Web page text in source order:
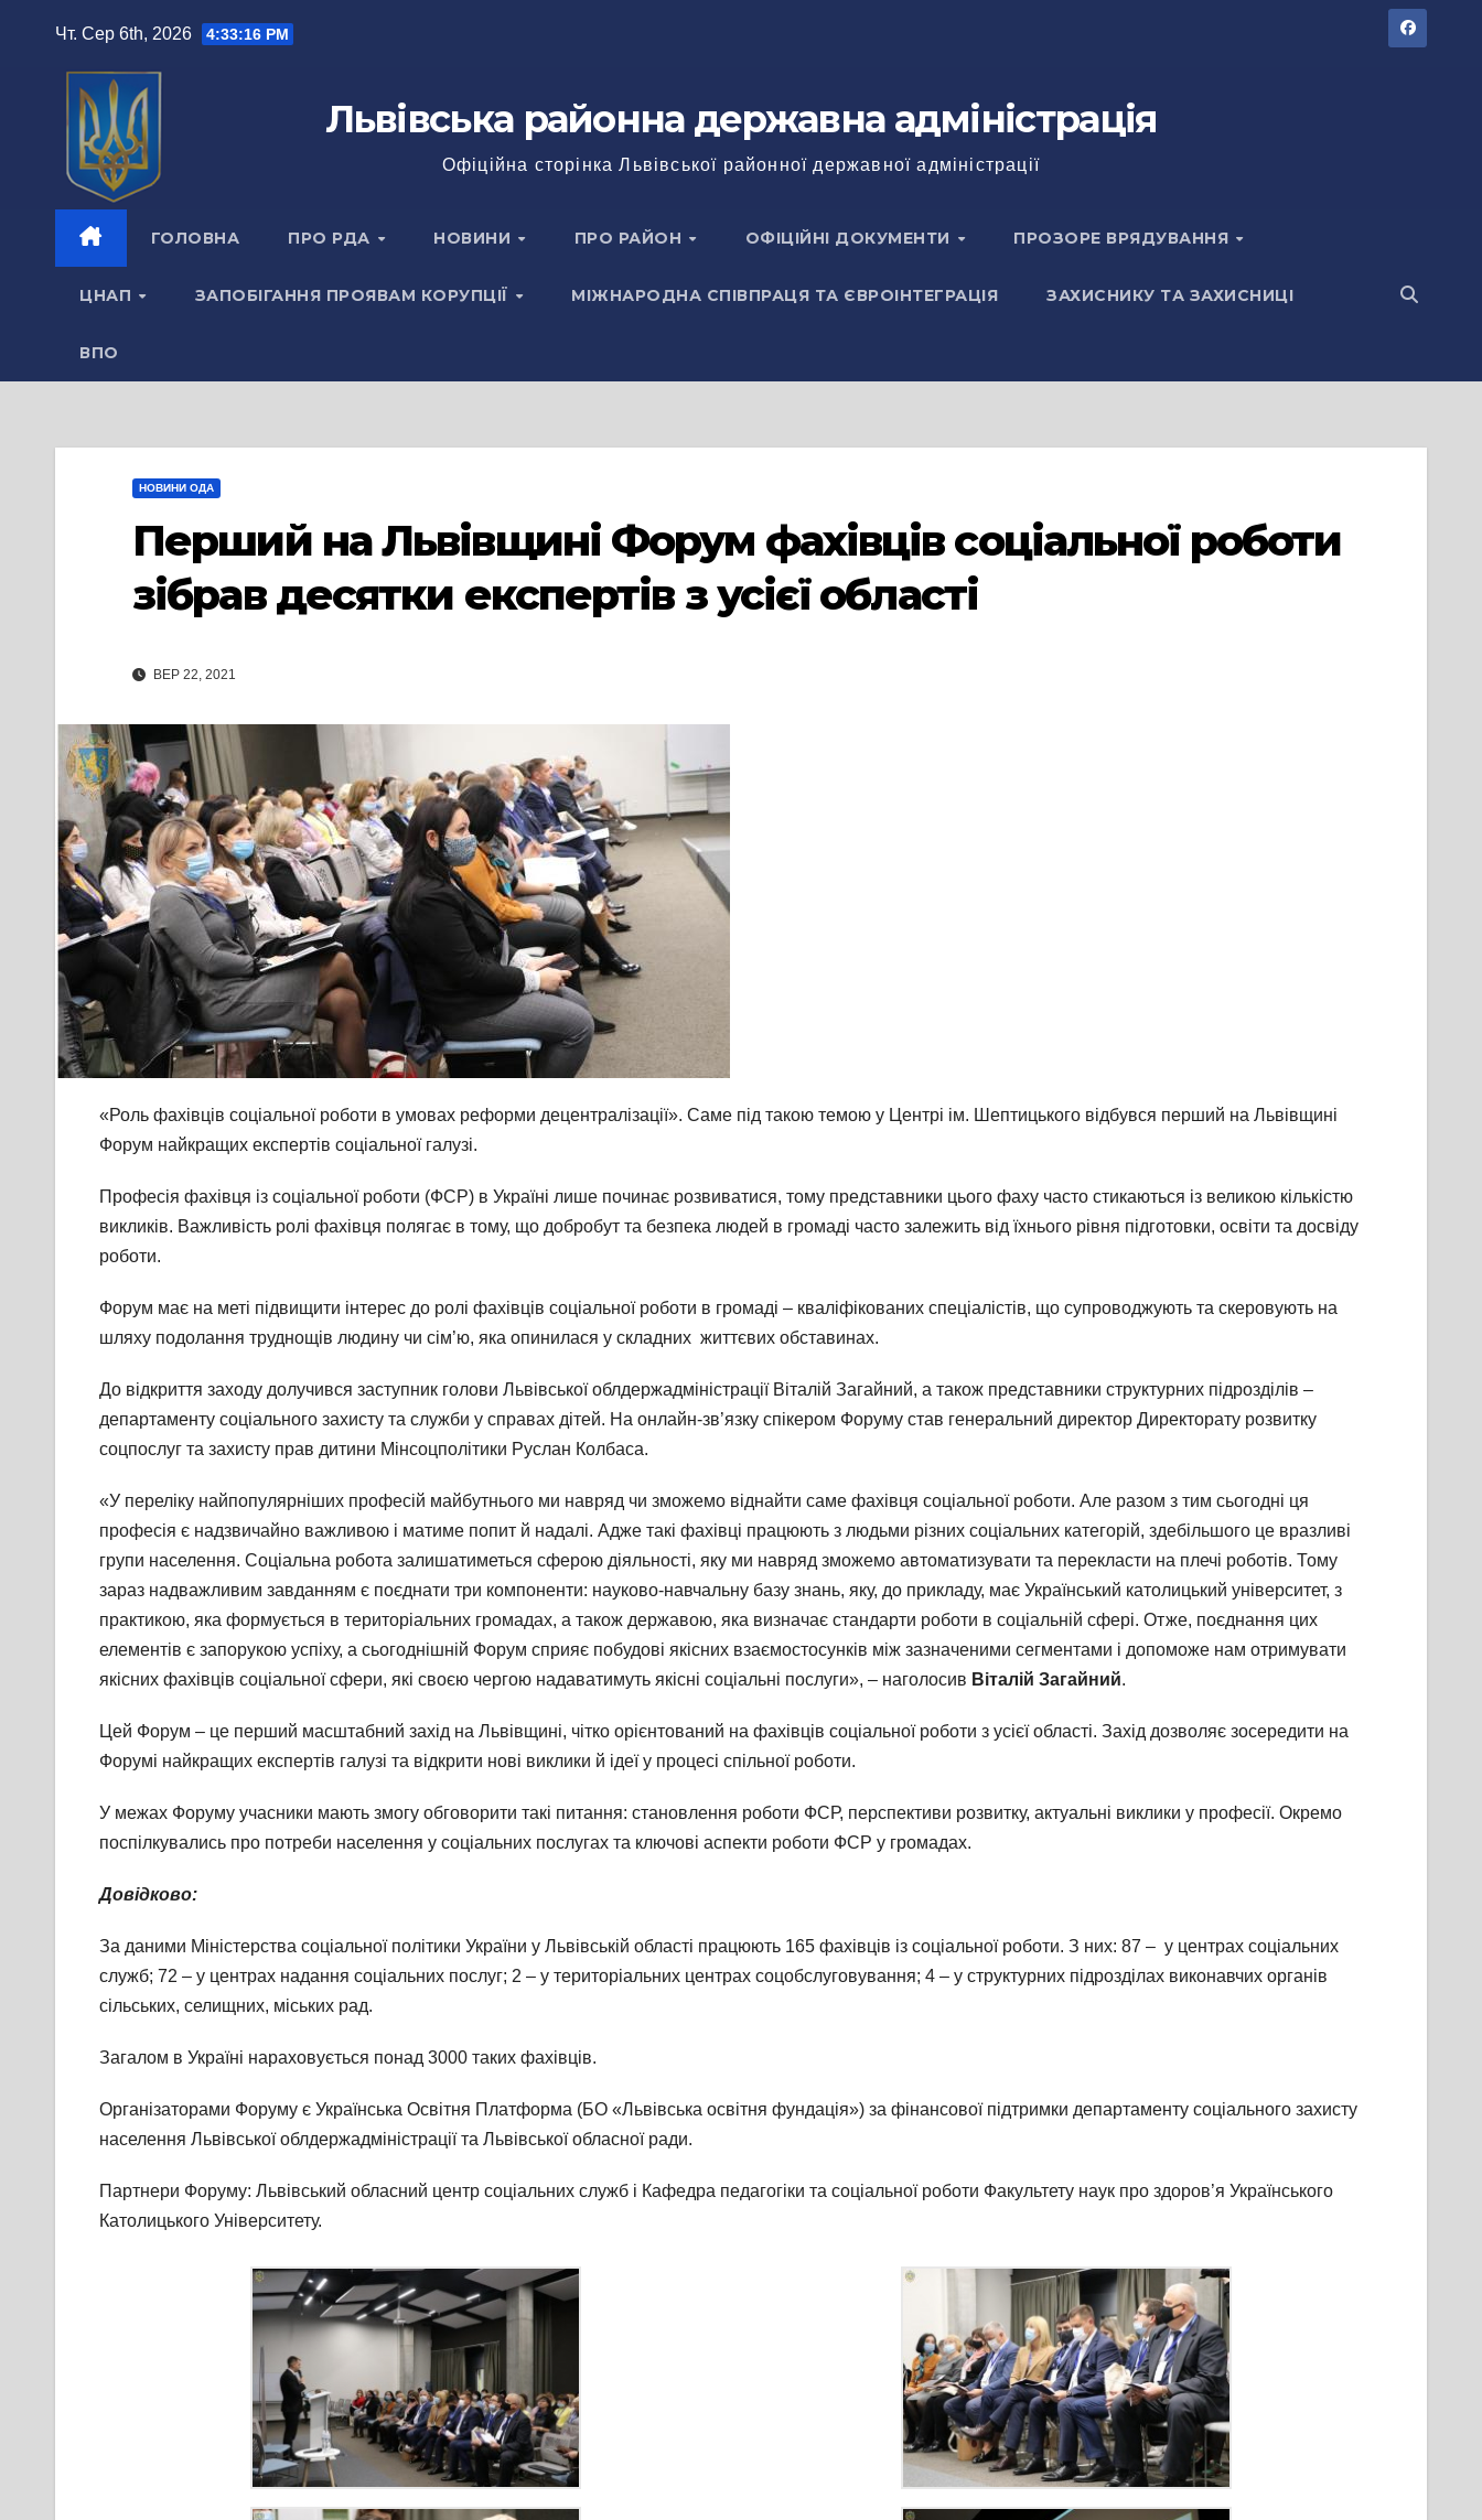
Чт. Сер 6th, 2026 4:33:17 PM
Львівська районна державна адміністрація
Офіційна сторінка Львівської районної державної адміністрації
ГОЛОВНА ПРО РДА НОВИНИ ПРО РАЙОН ОФІЦІЙНІ ДОКУМЕНТИ ПРОЗОРЕ ВРЯДУВАННЯ
ЦНАП ЗАПОБІГАННЯ ПРОЯВАМ КОРУПЦІЇ МІЖНАРОДНА СПІВПРАЦЯ ТА ЄВРОІНТЕГРАЦІЯ ЗАХИСНИКУ ТА ЗАХИСНИЦІ
ВПО
НОВИНИ ОДА
Перший на Львівщині Форум фахівців соціальної роботи
зібрав десятки експертів з усієї області
ВЕР 22, 2021
«Роль фахівців соціальної роботи в умовах реформи децентралізації». Саме під такою темою у Центрі ім. Шептицького відбувся перший на Львівщині
Форум найкращих експертів соціальної галузі.
Професія фахівця із соціальної роботи (ФСР) в Україні лише починає розвиватися, тому представники цього фаху часто стикаються із великою кількістю
викликів. Важливість ролі фахівця полягає в тому, що добробут та безпека людей в громаді часто залежить від їхнього рівня підготовки, освіти та досвіду
роботи.
Форум має на меті підвищити інтерес до ролі фахівців соціальної роботи в громаді – кваліфікованих спеціалістів, що супроводжують та скеровують на
шляху подолання труднощів людину чи сім’ю, яка опинилася у складних життєвих обставинах.
До відкриття заходу долучився заступник голови Львівської облдержадміністрації Віталій Загайний, а також представники структурних підрозділів –
департаменту соціального захисту та служби у справах дітей. На онлайн-зв’язку спікером Форуму став генеральний директор Директорату розвитку
соцпослуг та захисту прав дитини Мінсоцполітики Руслан Колбаса.
«У переліку найпопулярніших професій майбутнього ми навряд чи зможемо віднайти саме фахівця соціальної роботи. Але разом з тим сьогодні ця
професія є надзвичайно важливою і матиме попит й надалі. Адже такі фахівці працюють з людьми різних соціальних категорій, здебільшого це вразливі
групи населення. Соціальна робота залишатиметься сферою діяльності, яку ми навряд зможемо автоматизувати та перекласти на плечі роботів. Тому
зараз надважливим завданням є поєднати три компоненти: науково-навчальну базу знань, яку, до прикладу, має Український католицький університет, з
практикою, яка формується в територіальних громадах, а також державою, яка визначає стандарти роботи в соціальній сфері. Отже, поєднання цих
елементів є запорукою успіху, а сьогоднішній Форум сприяє побудові якісних взаємостосунків між зазначеними сегментами і допоможе нам отримувати
якісних фахівців соціальної сфери, які своєю чергою надаватимуть якісні соціальні послуги», – наголосив Віталій Загайний.
Цей Форум – це перший масштабний захід на Львівщині, чітко орієнтований на фахівців соціальної роботи з усієї області. Захід дозволяє зосередити на
Форумі найкращих експертів галузі та відкрити нові виклики й ідеї у процесі спільної роботи.
У межах Форуму учасники мають змогу обговорити такі питання: становлення роботи ФСР, перспективи розвитку, актуальні виклики у професії. Окремо
поспілкувались про потреби населення у соціальних послугах та ключові аспекти роботи ФСР у громадах.
Довідково:
За даними Міністерства соціальної політики України у Львівській області працюють 165 фахівців із соціальної роботи. З них: 87 – у центрах соціальних
служб; 72 – у центрах надання соціальних послуг; 2 – у територіальних центрах соцобслуговування; 4 – у структурних підрозділах виконавчих органів
сільських, селищних, міських рад.
Загалом в Україні нараховується понад 3000 таких фахівців.
Організаторами Форуму є Українська Освітня Платформа (БО «Львівська освітня фундація») за фінансової підтримки департаменту соціального захисту
населення Львівської облдержадміністрації та Львівської обласної ради.
Партнери Форуму: Львівський обласний центр соціальних служб і Кафедра педагогіки та соціальної роботи Факультету наук про здоров’я Українського
Католицького Університету.